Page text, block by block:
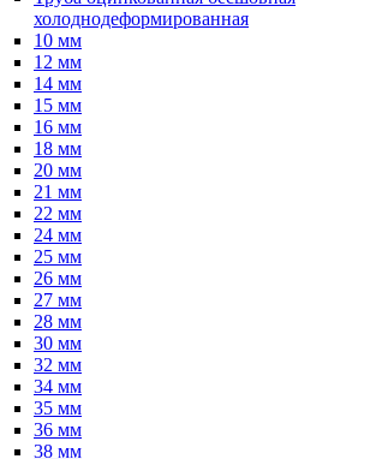
холоднодеформированная
10 мм
12 мм
14 мм
15 мм
16 мм
18 мм
20 мм
21 мм
22 мм
24 мм
25 мм
26 мм
27 мм
28 мм
30 мм
32 мм
34 мм
35 мм
36 мм
38 мм